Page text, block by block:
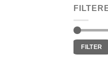
Min.
prijs
Max.
prijsFILTER